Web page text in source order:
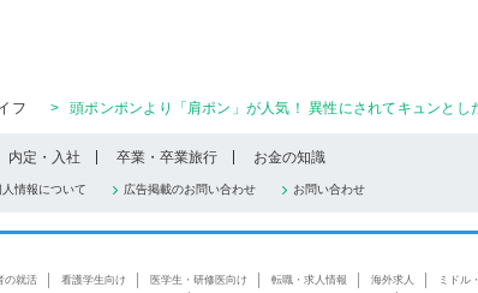
フ > 頭ポンポンより「肩ポン」が人気！ 異性にされてキュンとし
内定・入社 卒業・卒業旅行 お金の知識
人情報について 広告掲載のお問い合わせ お問い合わせ
の就活 看護学生向け 医学生・研修医向け 転職・求人情報 海外求人 ミドル